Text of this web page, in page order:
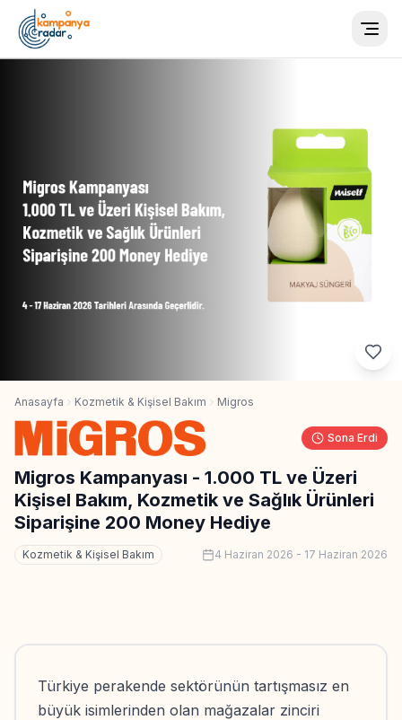
Anasayfa Kozmetik & Kişisel Bakım Migros
Sona Erdi
Migros Kampanyası - 1.000 TL ve Üzeri
Kişisel Bakım, Kozmetik ve Sağlık Ürünleri
Siparişine 200 Money Hediye
Kozmetik & Kişisel Bakım 4 Haziran 2026 - 17 Haziran 2026
Türkiye perakende sektörünün tartışmasız en
büyük isimlerinden olan mağazalar zinciri